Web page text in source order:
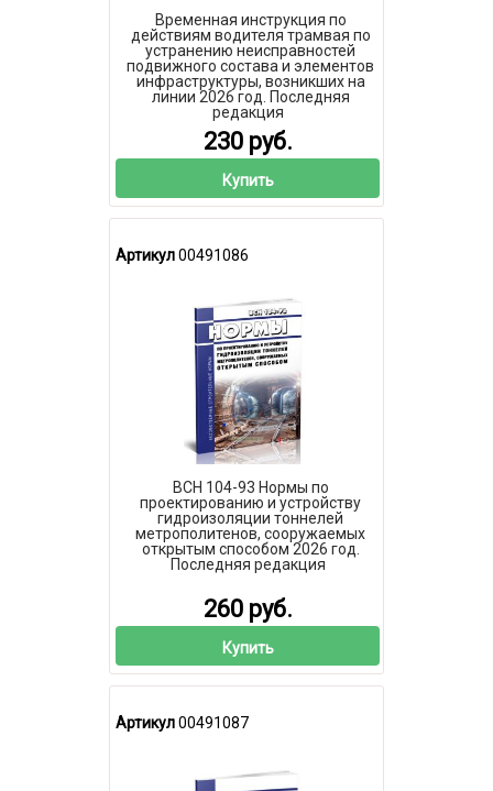
Временная инструкция по
действиям водителя трамвая по
устранению неисправностей
подвижного состава и элементов
инфраструктуры, возникших на
линии 2026 год. Последняя
редакция
230 руб.
Купить
Артикул00491086
ВСН 104-93 Нормы по
проектированию и устройству
гидроизоляции тоннелей
метрополитенов, сооружаемых
открытым способом 2026 год.
Последняя редакция
260 руб.
Купить
Артикул00491087